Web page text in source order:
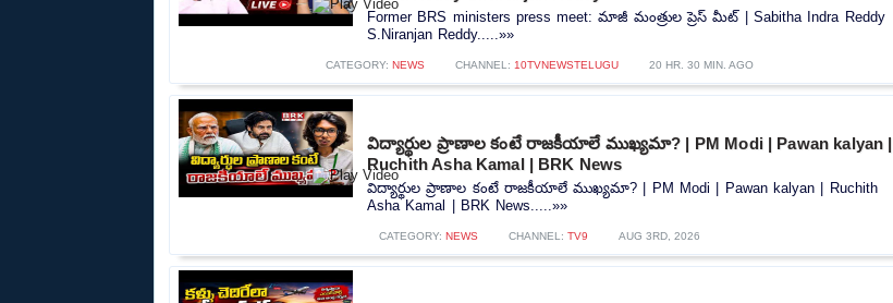
Former BRS ministers press meet: మాజీ మంత్రుల ప్రెస్‌ మీట్‌ | Sabitha Indra Reddy
S.Niranjan Reddy.....»»
CATEGORY: NEWS CHANNEL: 10TVNEWSTELUGU 20 HR. 30 MIN. AGO
విద్యార్థుల ప్రాణాల కంటే రాజకీయాలే ముఖ్యమా? | PM Modi | Pawan kalyan |
Ruchith Asha Kamal | BRK News
విద్యార్థుల ప్రాణాల కంటే రాజకీయాలే ముఖ్యమా? | PM Modi | Pawan kalyan | Ruchith
Asha Kamal | BRK News.....»»
CATEGORY: NEWS CHANNEL: TV9 AUG 3RD, 2026